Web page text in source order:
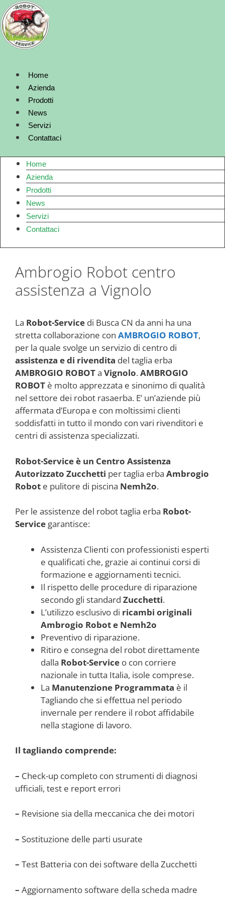
Vai
al
contenuto
Home
Azienda
Prodotti
News
Servizi
Contattaci
Home
Azienda
Prodotti
News
Servizi
Contattaci
Ambrogio Robot centro
assistenza a Vignolo
La Robot-Service di Busca CN da anni ha una
stretta collaborazione con AMBROGIO ROBOT,
per la quale svolge un servizio di centro di
assistenza e di rivendita del taglia erba
AMBROGIO ROBOTa Vignolo.AMBROGIO
ROBOT è molto apprezzata e sinonimo di qualità
nel settore dei robot rasaerba. E’ un’aziende più
affermata d’Europa e con moltissimi clienti
soddisfatti in tutto il mondo con vari rivenditori e
centri di assistenza specializzati.
Robot-Service è un Centro Assistenza
Autorizzato Zucchetti per taglia erba Ambrogio
Robot e pulitore di piscina Nemh2o.
Per le assistenze del robot taglia erba Robot-
Service garantisce:
Assistenza Clienti con professionisti esperti
e qualificati che, grazie ai continui corsi di
formazione e aggiornamenti tecnici.
Il rispetto delle procedure di riparazione
secondo gli standard Zucchetti.
L’utilizzo esclusivo di ricambi originali
Ambrogio Robot e Nemh2o
Preventivo di riparazione.
Ritiro e consegna del robot direttamente
dalla Robot-Service o con corriere
nazionale in tutta Italia, isole comprese.
La Manutenzione Programmata è il
Tagliando che si effettua nel periodo
invernale per rendere il robot affidabile
nella stagione di lavoro.
Il tagliando comprende:
– Check-up completo con strumenti di diagnosi
ufficiali, test e report errori
– Revisione sia della meccanica che dei motori
– Sostituzione delle parti usurate
– Test Batteria con dei software della Zucchetti
– Aggiornamento software della scheda madre